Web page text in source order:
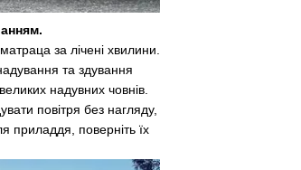
за лічені хвилини.
та здування
надувних човнів.
повітря без нагляду,
приладдя, поверніть їх